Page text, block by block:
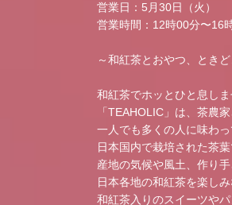
営業日：5月30日（火）
営業時間：12時00分〜16
～和紅茶とおやつ、とき
和紅茶でホッとひと息しま
「TEAHOLIC」は、茶農
一人でも多くの人に味わ
日本国内で栽培された茶
産地の気候や風土、作り
日本各地の和紅茶を楽し
和紅茶入りのスイーツや